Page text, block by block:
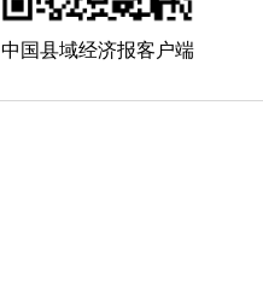
中国县域经济报客户端